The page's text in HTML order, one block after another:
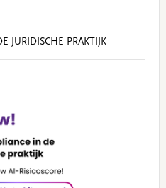
JURIDISCHE PRAKTIJK